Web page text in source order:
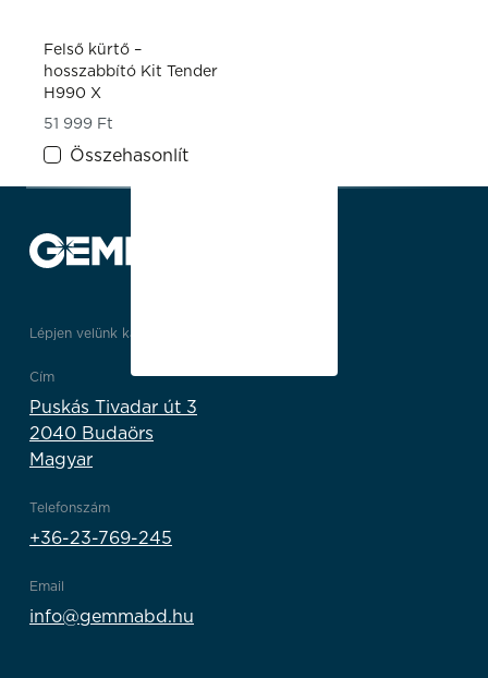
Felső kürtő –
hosszabbító Kit Tender
H990 X
51 999 Ft
Összehasonlít
Lépjen velünk kapcsolatba
Cím
Puskás Tivadar út 3
2040 Budaörs
Magyar
Telefonszám
+36-23-769-245
Email
info@gemmabd.hu